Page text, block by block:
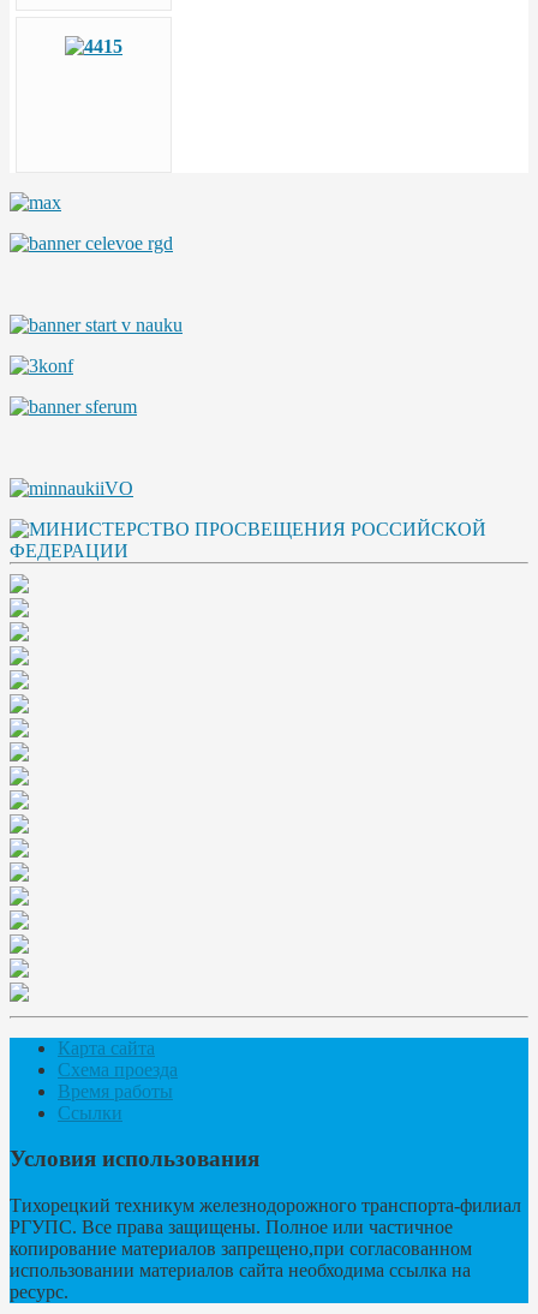
Карта сайта
Схема проезда
Время работы
Ссылки
Условия использования
Тихорецкий техникум железнодорожного транспорта-филиал
РГУПС. Все права защищены. Полное или частичное
копирование материалов запрещено,при согласованном
использовании материалов сайта необходима ссылка на
ресурс.